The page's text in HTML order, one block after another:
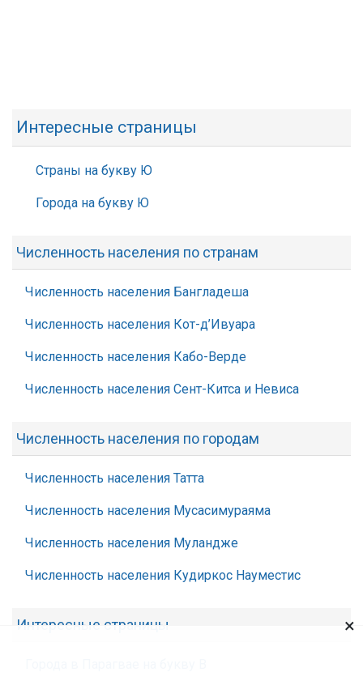
Интересные страницы
Страны на букву Ю
Города на букву Ю
Численность населения по странам
Численность населения Бангладеша
Численность населения Кот-д’Ивуара
Численность населения Кабо-Верде
Численность населения Сент-Китса и Невиса
Численность населения по городам
Численность населения Татта
Численность населения Мусасимураяма
Численность населения Муландже
Численность населения Кудиркос Науместис
Интересные страницы ×